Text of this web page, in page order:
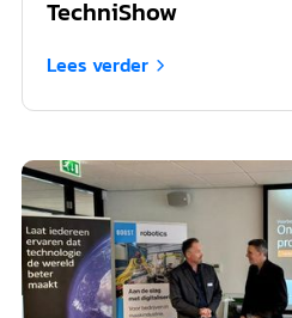
TechniShow
Lees verder 